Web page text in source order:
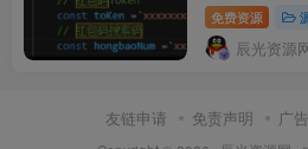
免费资源
辰光资源
友链申请 免责声明 广